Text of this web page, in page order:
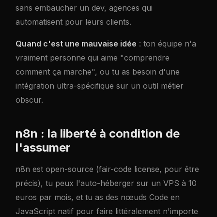
sans embaucher un dev, agences qui
automatisent pour leurs clients.
Quand c'est une mauvaise idée : ton équipe n'a
vraiment personne qui aime "comprendre
comment ça marche", ou tu as besoin d'une
intégration ultra-spécifique sur un outil métier
obscur.
n8n : la liberté à condition de
l'assumer
n8n est open-source (fair-code license, pour être
précis), tu peux l'auto-héberger sur un VPS à 10
euros par mois, et tu as des nœuds Code en
JavaScript natif pour faire littéralement n'importe